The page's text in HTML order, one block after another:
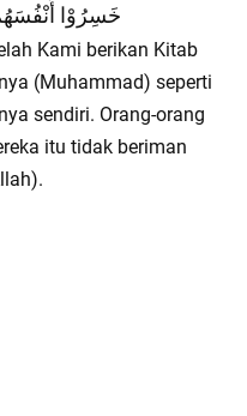
خَسِرُوْا أَنْفُسَهُمْ
Kami berikan Kitab
(Muhammad) seperti
sendiri. Orang-orang
itu tidak beriman